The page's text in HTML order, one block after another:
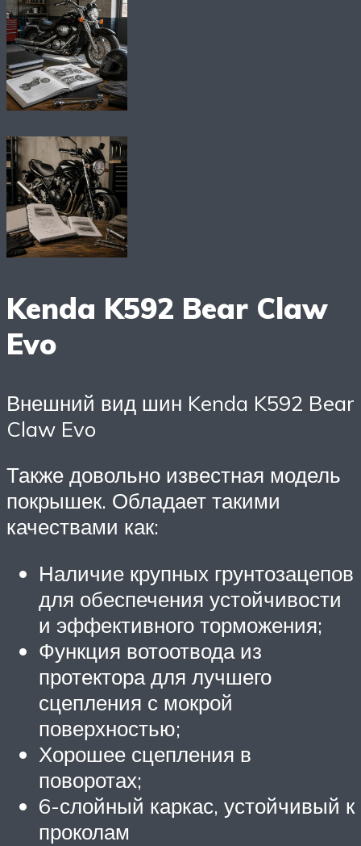
Kenda K592 Bear Claw
Evo
Внешний вид шин Kenda K592 Bear
Claw Evo
Также довольно известная модель
покрышек. Обладает такими
качествами как:
Наличие крупных грунтозацепов
для обеспечения устойчивости
и эффективного торможения;
Функция вотоотвода из
протектора для лучшего
сцепления с мокрой
поверхностью;
Хорошее сцепления в
поворотах;
6-слойный каркас, устойчивый к
проколам